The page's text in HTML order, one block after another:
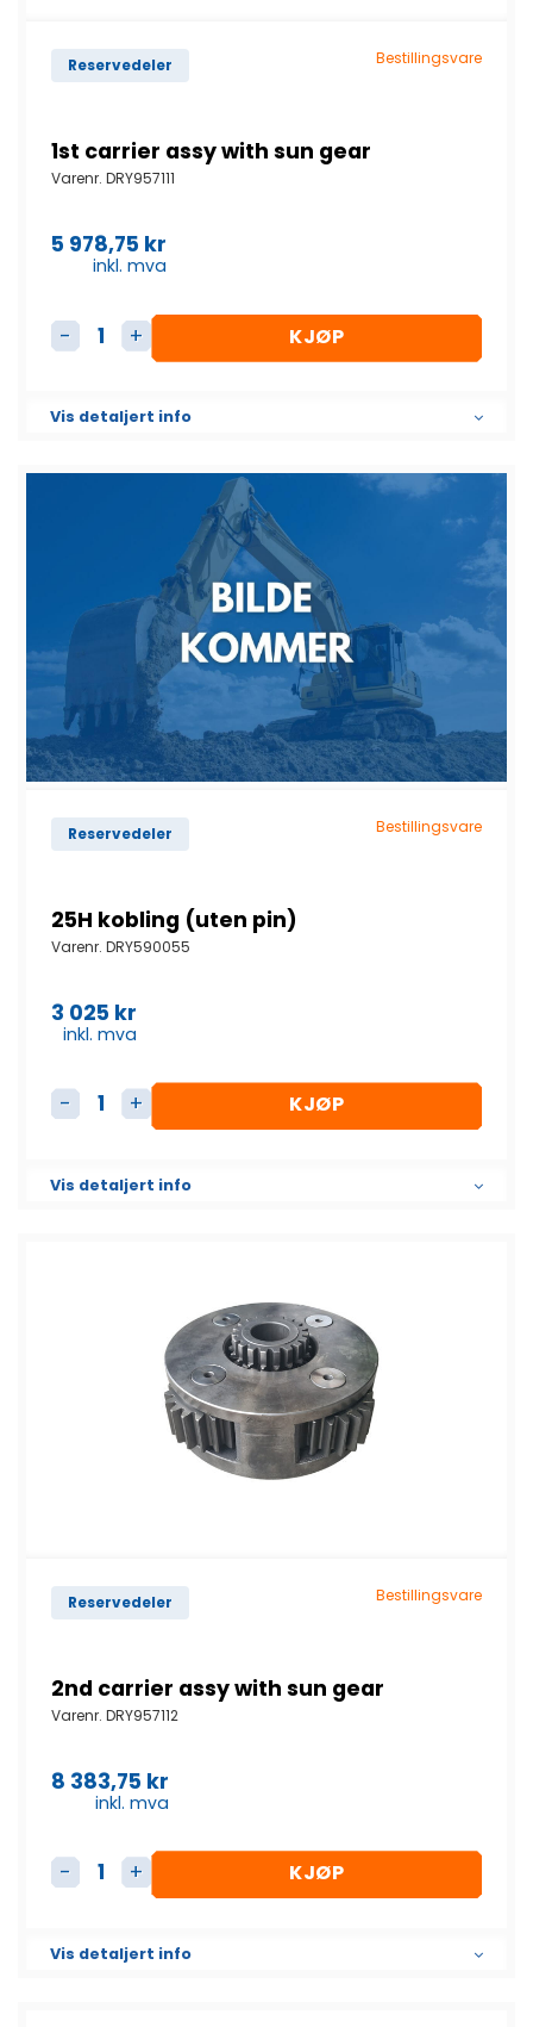
Reservedeler Bestillingsvare
1st carrier assy with sun gear
Varenr. DRY957111
5 978,75 kr
inkl. mva
1st carrier assy with sun gear antall
KJØP
Vis detaljert info
Reservedeler Bestillingsvare
25H kobling (uten pin)
Varenr. DRY590055
3 025 kr
inkl. mva
25H kobling (uten pin) antall
KJØP
Vis detaljert info
Reservedeler Bestillingsvare
2nd carrier assy with sun gear
Varenr. DRY957112
8 383,75 kr
inkl. mva
2nd carrier assy with sun gear antall
KJØP
Vis detaljert info